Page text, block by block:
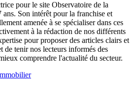
pour le site Observatoire de la
ans. Son intérêt pour la franchise et
amenée à se spécialiser dans ces
à la rédaction de nos différents
pour proposer des articles clairs et
de tenir nos lecteurs informés des
comprendre l'actualité du secteur.